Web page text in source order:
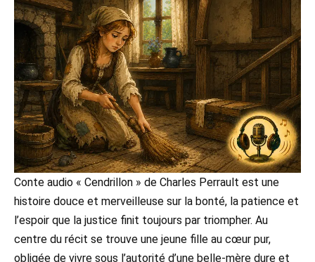
Conte audio « Cendrillon » de Charles Perrault est une
histoire douce et merveilleuse sur la bonté, la patience et
l’espoir que la justice finit toujours par triompher. Au
centre du récit se trouve une jeune fille au cœur pur,
obligée de vivre sous l’autorité d’une belle-mère dure et